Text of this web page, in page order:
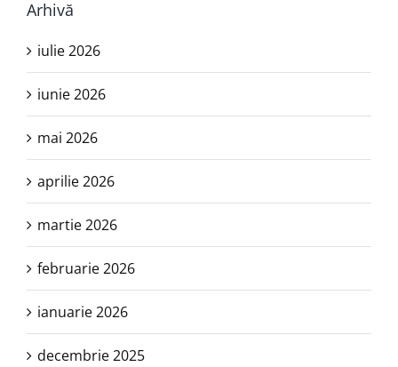
Arhivă
iulie 2026
iunie 2026
mai 2026
aprilie 2026
martie 2026
februarie 2026
ianuarie 2026
decembrie 2025